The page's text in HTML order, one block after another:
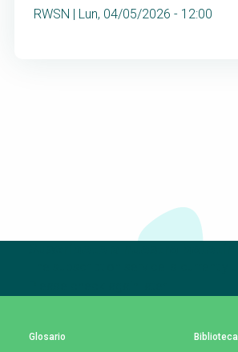
RWSN | Lun, 04/05/2026 - 12:00
Glosario Biblioteca